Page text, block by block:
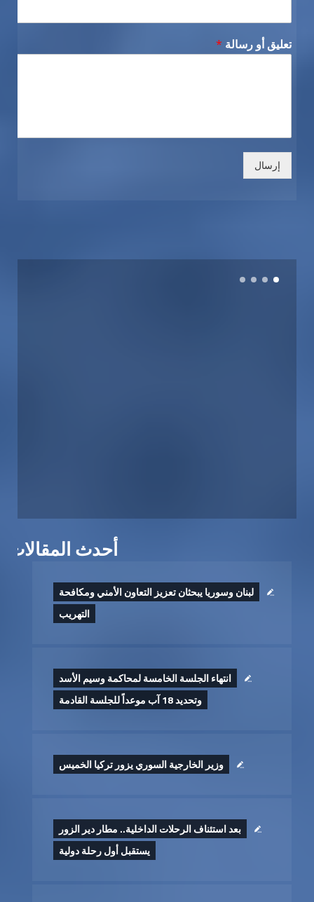
تعليق أو رسالة *
إرسال
أحدث المقالات
لبنان وسوريا يبحثان تعزيز التعاون الأمني ومكافحة
التهريب
انتهاء الجلسة الخامسة لمحاكمة وسيم الأسد
وتحديد 18 آب موعداً للجلسة القادمة
وزير الخارجية السوري يزور تركيا الخميس
بعد استئناف الرحلات الداخلية.. مطار دير الزور
يستقبل أول رحلة دولية